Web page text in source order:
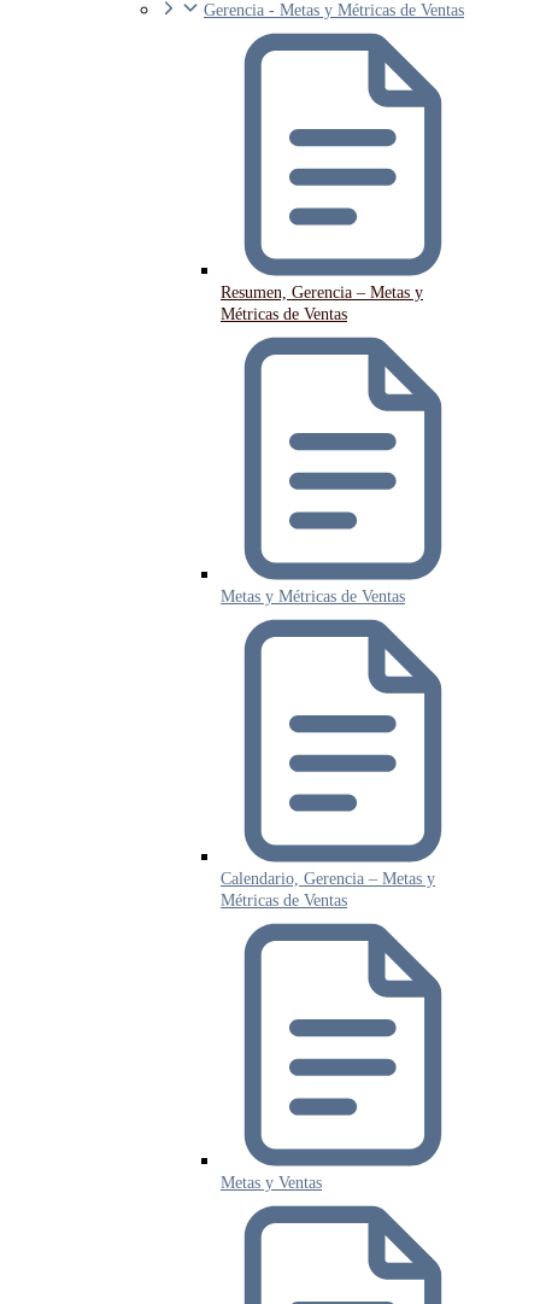
Gerencia - Metas y Métricas de Ventas
Resumen, Gerencia – Metas y
Métricas de Ventas
Metas y Métricas de Ventas
Calendario, Gerencia – Metas y
Métricas de Ventas
Metas y Ventas